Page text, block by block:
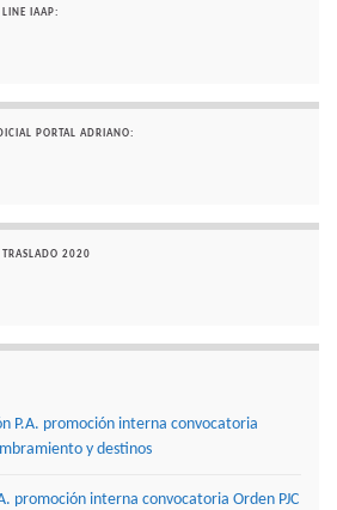
LINE IAAP:
PORTAL ADRIANO:
TRASLADO 2020
P.A. promoción interna convocatoria
y destinos
promoción interna convocatoria Orden PJC